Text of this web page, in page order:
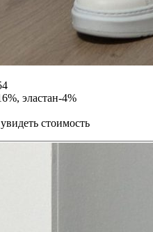
эластан-4%
стоимость